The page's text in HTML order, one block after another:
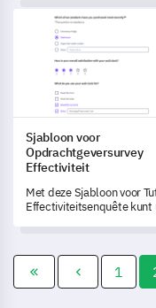
feedback te verkrijgen
lesmethoden, klasbeheer
professionele ontwikkeling.
Sjabloon voor
Sjabloon voor
Opdrachtgeversurvey
Effectiviteit
Met deze Sjabloon voor
Effectiviteitsenquête kunt
inzichten verwerven in de
effectiviteit van hun
instructiemethoden.
1